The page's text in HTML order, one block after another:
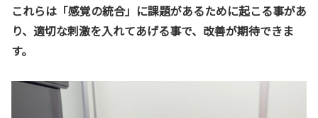
これらは「感覚の統合」に課題があるために起こる事があ
り、適切な刺激を入れてあげる事で、改善が期待できま
す。